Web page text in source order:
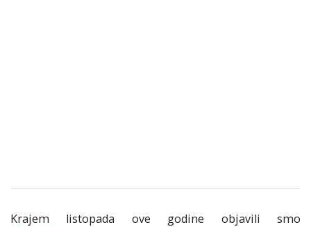
Krajem listopada ove godine objavili smo